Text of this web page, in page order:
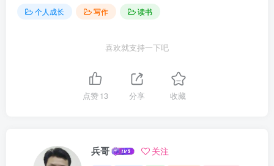
个人成长 写作 读书
喜欢就支持一下吧
点赞13 分享 收藏
兵哥 关注